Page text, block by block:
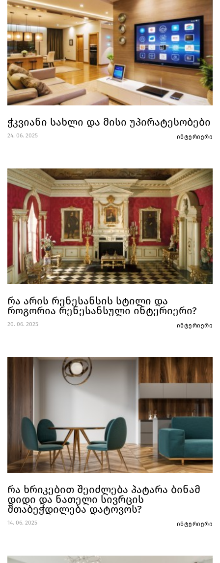
ჭკვიანი სახლი და მისი უპირატესობები
24. 06. 2025 ინტერიერი
რა არის რენესანსის სტილი და
როგორია რენესანსული ინტერიერი?
20. 06. 2025 ინტერიერი
რა ხრიკებით შეიძლება პატარა ბინამ
დიდი და ნათელი სივრცის
შთაბეჭდილება დატოვოს?
14. 06. 2025 ინტერიერი